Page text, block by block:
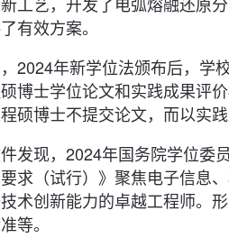
有效方案。
2024年新学位法颁布后，学
博士学位论文和实践成果评
硕博士不提交论文，而以实
发现，2024年国务院学位委
求（试行）》聚焦电子信息
术创新能力的卓越工程师。
等。